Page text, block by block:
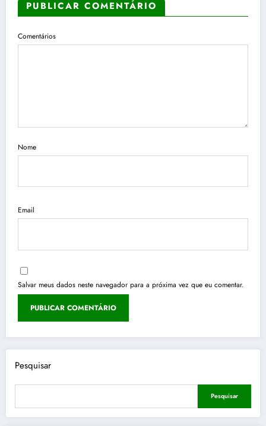
PUBLICAR COMENTÁRIO
Comentários
Nome
Email
Salvar meus dados neste navegador para a próxima vez que eu comentar.
Pesquisar
Pesquisar